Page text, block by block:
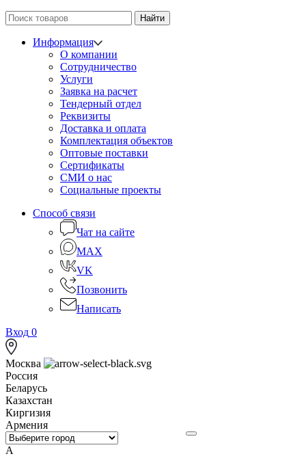
Найти
Информация
О компании
Сотрудничество
Услуги
Заявка на расчет
Тендерный отдел
Реквизиты
Доставка и оплата
Комплектация объектов
Оптовые поставки
Сертификаты
СМИ о нас
Социальные проекты
Способ связи
Чат на сайте
MAX
VK
Позвонить
Написать
Вход 0
Москва
Россия
Беларусь
Казахстан
Киргизия
Армения
А